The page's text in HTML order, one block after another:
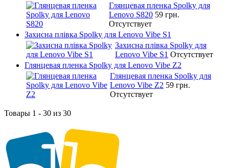
Глянцевая пленка Spolky для
Lenovo S820 59 грн.
Отсутствует
Захисна плівка Spolky для Lenovo Vibe S1
Захисна плівка Spolky для
Lenovo Vibe S1 Отсутствует
Глянцевая пленка Spolky для Lenovo Vibe Z2
Глянцевая пленка Spolky для
Lenovo Vibe Z2 59 грн.
Отсутствует
Товары 1 - 30 из 30